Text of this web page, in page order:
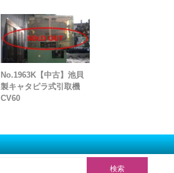
No.1963K【中古】池貝
製キャタピラ式引取機
CV60